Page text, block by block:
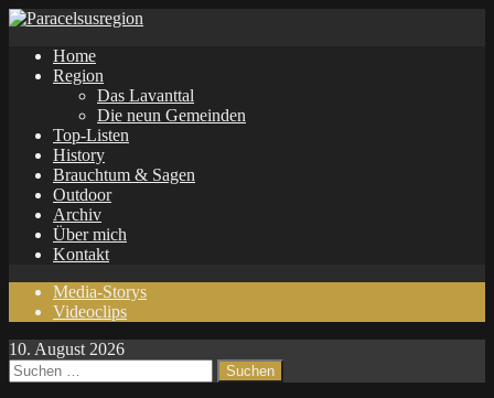
Home
Region
Das Lavanttal
Die neun Gemeinden
Top-Listen
History
Brauchtum & Sagen
Outdoor
Archiv
Über mich
Kontakt
Media-Storys
Videoclips
10. August 2026
Suchen
nach: